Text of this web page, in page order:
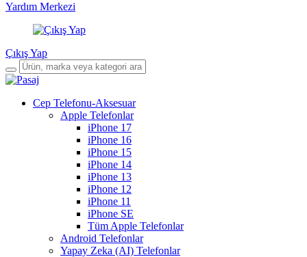
Yardım Merkezi
Çıkış Yap
Cep Telefonu-Aksesuar
Apple Telefonlar
iPhone 17
iPhone 16
iPhone 15
iPhone 14
iPhone 13
iPhone 12
iPhone 11
iPhone SE
Tüm Apple Telefonlar
Android Telefonlar
Yapay Zeka (AI) Telefonlar